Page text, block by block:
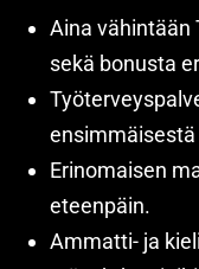
Aina vähintään
sekä bonusta
Erinomaisen
eteenpäin.
Ammatti- ja